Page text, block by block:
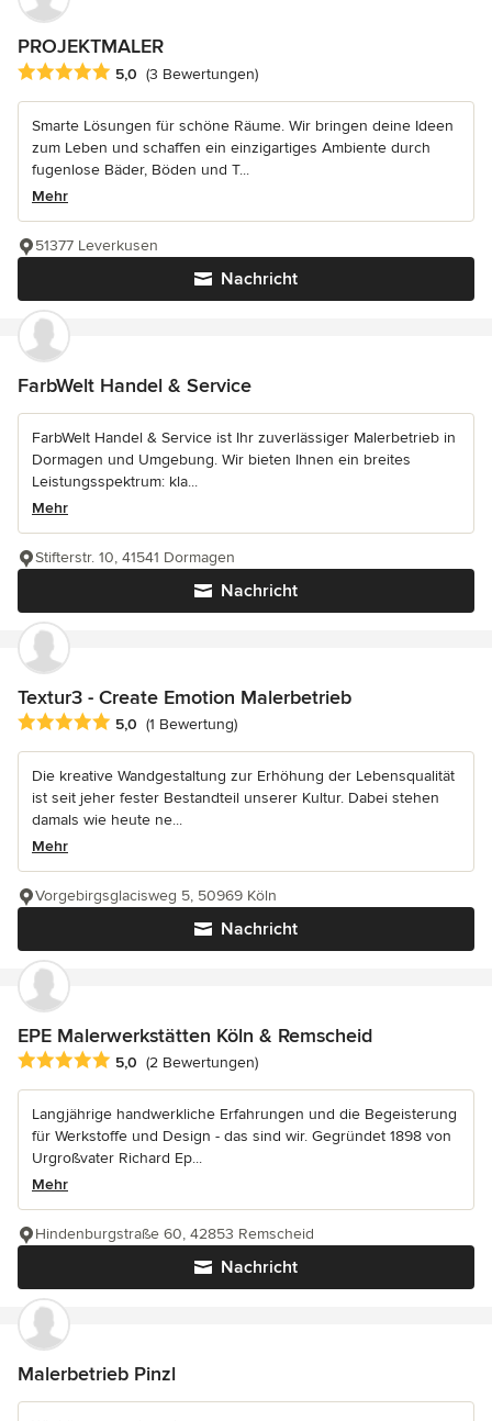
PROJEKTMALER
Durchschnittliche Bewertung: 5 von 5 Sternen
5,0 (3 Bewertungen)
Smarte Lösungen für schöne Räume. Wir bringen deine Ideen
zum Leben und schaffen ein einzigartiges Ambiente durch
fugenlose Bäder, Böden und T...
Mehr
Nachricht
51377 Leverkusen
FarbWelt Handel & Service
FarbWelt Handel & Service ist Ihr zuverlässiger Malerbetrieb in
Dormagen und Umgebung. Wir bieten Ihnen ein breites
Leistungsspektrum: kla...
Mehr
Nachricht
Stifterstr. 10, 41541 Dormagen
Textur3 - Create Emotion Malerbetrieb
Durchschnittliche Bewertung: 5 von 5 Sternen
5,0 (1 Bewertung)
Die kreative Wandgestaltung zur Erhöhung der Lebensqualität
ist seit jeher fester Bestandteil unserer Kultur. Dabei stehen
damals wie heute ne...
Mehr
Nachricht
Vorgebirgsglacisweg 5, 50969 Köln
EPE Malerwerkstätten Köln & Remscheid
Durchschnittliche Bewertung: 5 von 5 Sternen
5,0 (2 Bewertungen)
Langjährige handwerkliche Erfahrungen und die Begeisterung
für Werkstoffe und Design - das sind wir. Gegründet 1898 von
Urgroßvater Richard Ep...
Mehr
Nachricht
Hindenburgstraße 60, 42853 Remscheid
Malerbetrieb Pinzl